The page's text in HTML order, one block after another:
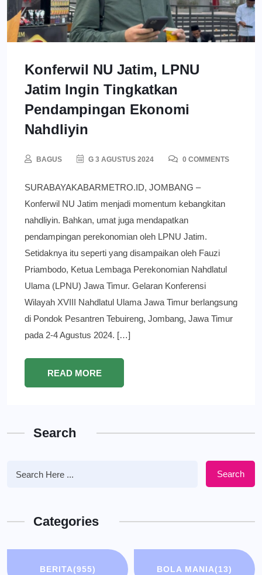
Konferwil NU Jatim, LPNU
Jatim Ingin Tingkatkan
Pendampingan Ekonomi
Nahdliyin
BAGUS G 3 AGUSTUS 2024 0 COMMENTS
SURABAYAKABARMETRO.ID, JOMBANG –
Konferwil NU Jatim menjadi momentum kebangkitan
nahdliyin. Bahkan, umat juga mendapatkan
pendampingan perekonomian oleh LPNU Jatim.
Setidaknya itu seperti yang disampaikan oleh Fauzi
Priambodo, Ketua Lembaga Perekonomian Nahdlatul
Ulama (LPNU) Jawa Timur. Gelaran Konferensi
Wilayah XVIII Nahdlatul Ulama Jawa Timur berlangsung
di Pondok Pesantren Tebuireng, Jombang, Jawa Timur
pada 2-4 Agustus 2024. […]
READ MORE
Search
Search
Categories
BERITA(955) BOLA MANIA(13)